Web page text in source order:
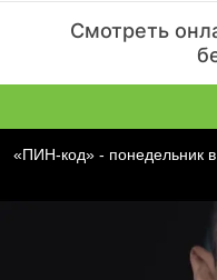
Смотреть